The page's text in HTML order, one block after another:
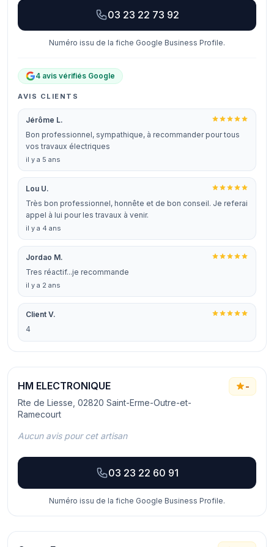
03 23 22 73 92
Numéro issu de la fiche Google Business Profile.
4 avis vérifiés Google
AVIS CLIENTS
Jérôme L.
Bon professionnel, sympathique, à recommander pour tous
vos travaux électriques
il y a 5 ans
Lou U.
Très bon professionnel, honnête et de bon conseil. Je referai
appel à lui pour les travaux à venir.
il y a 4 ans
Jordao M.
Tres réactif...je recommande
il y a 2 ans
Client V.
4
HM ELECTRONIQUE
Rte de Liesse, 02820 Saint-Erme-Outre-et-
Ramecourt
-
Aucun avis pour cet artisan
03 23 22 60 91
Numéro issu de la fiche Google Business Profile.